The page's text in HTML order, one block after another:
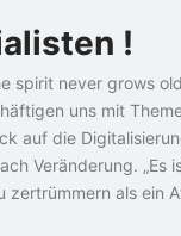
!
spirit never grows
uns mit
auf die
Veränderung. „Es
als ein